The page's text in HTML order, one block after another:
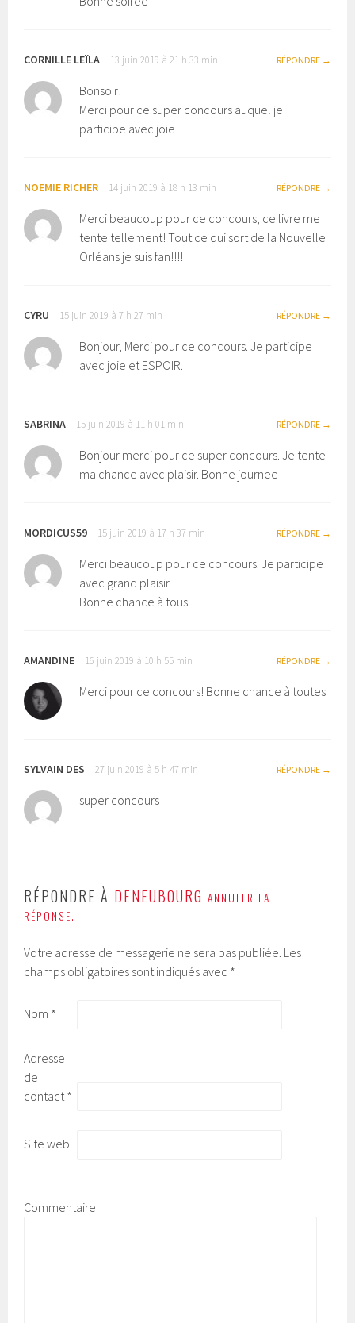
CORNILLE LEÏLA 13 juin 2019 à 21 h 33 min RÉPONDRE
Bonsoir!
Merci pour ce super concours auquel je
participe avec joie!
NOEMIE RICHER 14 juin 2019 à 18 h 13 min RÉPONDRE
Merci beaucoup pour ce concours, ce livre me
tente tellement! Tout ce qui sort de la Nouvelle
Orléans je suis fan!!!!
CYRU 15 juin 2019 à 7 h 27 min RÉPONDRE
Bonjour, Merci pour ce concours. Je participe
avec joie et ESPOIR.
SABRINA 15 juin 2019 à 11 h 01 min RÉPONDRE
Bonjour merci pour ce super concours. Je tente
ma chance avec plaisir. Bonne journee
MORDICUS59 15 juin 2019 à 17 h 37 min RÉPONDRE
Merci beaucoup pour ce concours. Je participe
avec grand plaisir.
Bonne chance à tous.
AMANDINE 16 juin 2019 à 10 h 55 min RÉPONDRE
Merci pour ce concours! Bonne chance à toutes
SYLVAIN DES 27 juin 2019 à 5 h 47 min RÉPONDRE
super concours
RÉPONDRE À DENEUBOURG ANNULER LA
RÉPONSE.
Votre adresse de messagerie ne sera pas publiée. Les
champs obligatoires sont indiqués avec *
Nom *
Adresse
de
contact *
Site web
Commentaire